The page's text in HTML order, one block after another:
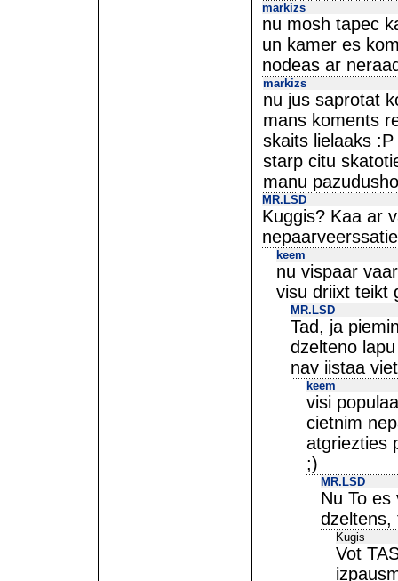
markizs
nu mosh tapec
un kamer es
nodeas ar
markizs
nu jus saprotat
mans koments
skaits lielaaks :P
starp citu
manu
MR.LSD
Kuggis? Kaa ar
keem
nu vispaar
visu driixt teikt
MR.LSD
Tad, ja
dzelteno
nav iistaa
keem
visi
cietnim
atgriezties
;)
MR.LSD
Nu To es
dzeltens,
Kugis
Vot